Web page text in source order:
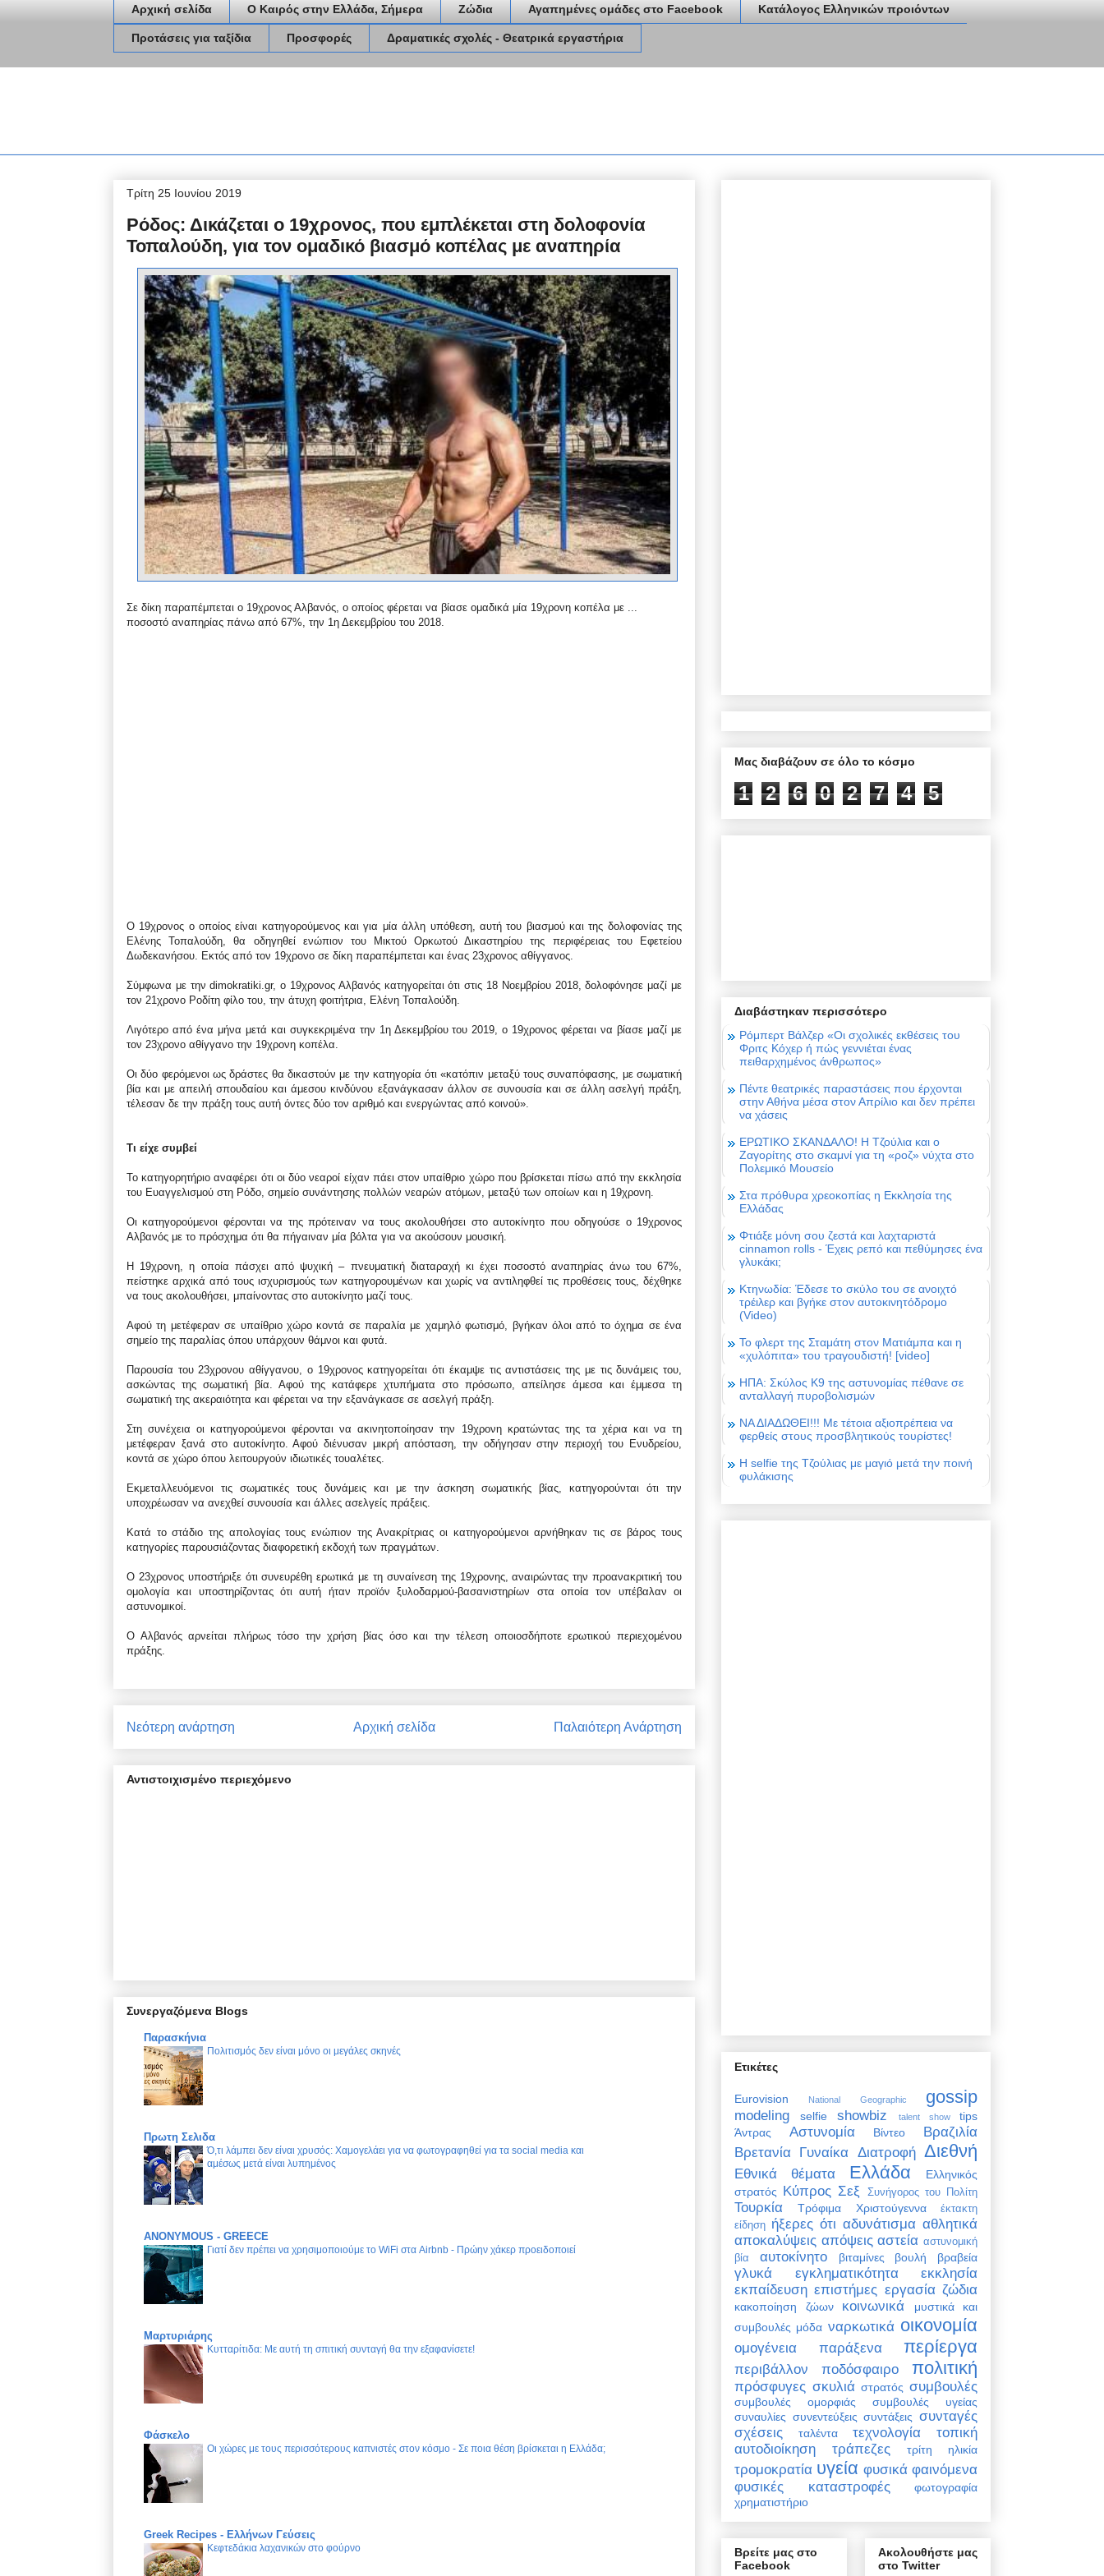
Αρχική σελίδα Ο Καιρός στην Ελλάδα, Σήμερα Ζώδια Αγαπημένες ομάδες στο Facebook Κατάλογος Ελληνικών προιόντων
Προτάσεις για ταξίδια Προσφορές Δραματικές σχολές - Θεατρικά εργαστήρια
Τρίτη 25 Ιουνίου 2019
Ρόδος: Δικάζεται ο 19χρονος, που εμπλέκεται στη δολοφονία
Τοπαλούδη, για τον ομαδικό βιασμό κοπέλας με αναπηρία
Σε δίκη παραπέμπεται ο 19χρονος Αλβανός, ο οποίος φέρεται να βίασε ομαδικά μία 19χρονη κοπέλα με ...
ποσοστό αναπηρίας πάνω από 67%, την 1η Δεκεμβρίου του 2018.
Ο 19χρονος ο οποίος είναι κατηγορούμενος και για μία άλλη υπόθεση, αυτή του βιασμού και της δολοφονίας της
Ελένης Τοπαλούδη, θα οδηγηθεί ενώπιον του Μικτού Ορκωτού Δικαστηρίου της περιφέρειας του Εφετείου
Δωδεκανήσου. Εκτός από τον 19χρονο σε δίκη παραπέμπεται και ένας 23χρονος αθίγγανος.
Σύμφωνα με την dimokratiki.gr, ο 19χρονος Αλβανός κατηγορείται ότι στις 18 Νοεμβρίου 2018, δολοφόνησε μαζί με
τον 21χρονο Ροδίτη φίλο του, την άτυχη φοιτήτρια, Ελένη Τοπαλούδη.
Λιγότερο από ένα μήνα μετά και συγκεκριμένα την 1η Δεκεμβρίου του 2019, ο 19χρονος φέρεται να βίασε μαζί με
τον 23χρονο αθίγγανο την 19χρονη κοπέλα.
Οι δύο φερόμενοι ως δράστες θα δικαστούν με την κατηγορία ότι «κατόπιν μεταξύ τους συναπόφασης, με σωματική
βία και με απειλή σπουδαίου και άμεσου κινδύνου εξανάγκασαν άλλον σε συνουσία και σε άλλη ασελγή πράξη,
τέλεσαν δε την πράξη τους αυτή όντες δύο τον αριθμό και ενεργώντας από κοινού».
Τι είχε συμβεί
Το κατηγορητήριο αναφέρει ότι οι δύο νεαροί είχαν πάει στον υπαίθριο χώρο που βρίσκεται πίσω από την εκκλησία
του Ευαγγελισμού στη Ρόδο, σημείο συνάντησης πολλών νεαρών ατόμων, μεταξύ των οποίων και η 19χρονη.
Οι κατηγορούμενοι φέρονται να της πρότειναν να τους ακολουθήσει στο αυτοκίνητο που οδηγούσε ο 19χρονος
Αλβανός με το πρόσχημα ότι θα πήγαιναν μία βόλτα για να ακούσουν μουσική.
Η 19χρονη, η οποία πάσχει από ψυχική – πνευματική διαταραχή κι έχει ποσοστό αναπηρίας άνω του 67%,
πείστηκε αρχικά από τους ισχυρισμούς των κατηγορουμένων και χωρίς να αντιληφθεί τις προθέσεις τους, δέχθηκε
να τους ακολουθήσει, μπαίνοντας στο αυτοκίνητο μαζί τους.
Αφού τη μετέφεραν σε υπαίθριο χώρο κοντά σε παραλία με χαμηλό φωτισμό, βγήκαν όλοι από το όχημα σε ένα
σημείο της παραλίας όπου υπάρχουν θάμνοι και φυτά.
Παρουσία του 23χρονου αθίγγανου, ο 19χρονος κατηγορείται ότι έκαμψε τις αντιστάσεις της με τις δυνάμεις του,
ασκώντας της σωματική βία. Αφού της κατάφερε χτυπήματα στο πρόσωπο, απείλησε άμεσα και έμμεσα τη
σωματική της ακεραιότητα και φέρεται να την εξανάγκασε σε ασελγή πράξη.
Στη συνέχεια οι κατηγορούμενοι φέρονται να ακινητοποίησαν την 19χρονη κρατώντας της τα χέρια και να τη
μετέφεραν ξανά στο αυτοκίνητο. Αφού διένυσαν μικρή απόσταση, την οδήγησαν στην περιοχή του Ενυδρείου,
κοντά σε χώρο όπου λειτουργούν ιδιωτικές τουαλέτες.
Εκμεταλλευόμενοι τις σωματικές τους δυνάμεις και με την άσκηση σωματικής βίας, κατηγορούνται ότι την
υποχρέωσαν να ανεχθεί συνουσία και άλλες ασελγείς πράξεις.
Κατά το στάδιο της απολογίας τους ενώπιον της Ανακρίτριας οι κατηγορούμενοι αρνήθηκαν τις σε βάρος τους
κατηγορίες παρουσιάζοντας διαφορετική εκδοχή των πραγμάτων.
Ο 23χρονος υποστήριξε ότι συνευρέθη ερωτικά με τη συναίνεση της 19χρονης, αναιρώντας την προανακριτική του
ομολογία και υποστηρίζοντας ότι αυτή ήταν προϊόν ξυλοδαρμού-βασανιστηρίων στα οποία τον υπέβαλαν οι
αστυνομικοί.
Ο Αλβανός αρνείται πλήρως τόσο την χρήση βίας όσο και την τέλεση οποιοσδήποτε ερωτικού περιεχομένου
πράξης.
Νεότερη ανάρτηση Παλαιότερη Ανάρτηση
Αρχική σελίδα
Αντιστοιχισμένο περιεχόμενο
Συνεργαζόμενα Blogs
Παρασκήνια
Πολιτισμός δεν είναι μόνο οι μεγάλες σκηνές
Πρωτη Σελιδα
Ό,τι λάμπει δεν είναι χρυσός: Χαμογελάει για να φωτογραφηθεί για τα social media και
αμέσως μετά είναι λυπημένος
ANONYMOUS - GREECE
Γιατί δεν πρέπει να χρησιμοποιούμε το WiFi στα Airbnb - Πρώην χάκερ προειδοποιεί
Μαρτυριάρης
Κυτταρίτιδα: Με αυτή τη σπιτική συνταγή θα την εξαφανίσετε!
Φάσκελο
Οι χώρες με τους περισσότερους καπνιστές στον κόσμο - Σε ποια θέση βρίσκεται η Ελλάδα;
Greek Recipes - Ελλήνων Γεύσεις
Κεφτεδάκια λαχανικών στο φούρνο
Μας διαβάζουν σε όλο το κόσμο
1 2 6 0 2 7 4 5
Διαβάστηκαν περισσότερο
Ρόμπερτ Βάλζερ «Οι σχολικές εκθέσεις του
Φριτς Κόχερ ή πώς γεννιέται ένας
πειθαρχημένος άνθρωπος»
Πέντε θεατρικές παραστάσεις που έρχονται
στην Αθήνα μέσα στον Απρίλιο και δεν πρέπει
να χάσεις
ΕΡΩΤΙΚΟ ΣΚΑΝΔΑΛΟ! Η Τζούλια και ο
Ζαγορίτης στο σκαμνί για τη «ροζ» νύχτα στο
Πολεμικό Μουσείο
Στα πρόθυρα χρεοκοπίας η Εκκλησία της
Ελλάδας
Φτιάξε μόνη σου ζεστά και λαχταριστά
cinnamon rolls - Έχεις ρεπό και πεθύμησες ένα
γλυκάκι;
Κτηνωδία: Έδεσε το σκύλο του σε ανοιχτό
τρέιλερ και βγήκε στον αυτοκινητόδρομο
(Video)
Το φλερτ της Σταμάτη στον Ματιάμπα και η
«χυλόπιτα» του τραγουδιστή! [video]
ΗΠΑ: Σκύλος Κ9 της αστυνομίας πέθανε σε
ανταλλαγή πυροβολισμών
ΝΑ ΔΙΑΔΩΘΕΙ!!! Με τέτοια αξιοπρέπεια να
φερθείς στους προσβλητικούς τουρίστες!
Η selfie της Τζούλιας με μαγιό μετά την ποινή
φυλάκισης
Ετικέτες
Eurovision National Geographic gossip
modeling selfie showbiz talent show
tips
Άντρας
Αστυνομία Βίντεο
Βραζιλία
Βρετανία Γυναίκα Διατροφή Διεθνή
Εθνικά θέματα Ελλάδα
Ελληνικός
στρατός Κύπρος Σεξ Συνήγορος του Πολίτη
Τουρκία Τρόφιμα Χριστούγεννα
έκτακτη
είδηση ήξερες ότι αδυνάτισμα αθλητικά
αποκαλύψεις απόψεις αστεία αστυνομική
βία
αυτοκίνητο βιταμίνες βουλή βραβεία
γλυκά εγκληματικότητα
εκκλησία
εκπαίδευση επιστήμες εργασία ζώδια
κακοποίηση ζώων κοινωνικά
μυστικά και
συμβουλές μόδα ναρκωτικά οικονομία
ομογένεια παράξενα περίεργα
περιβάλλον ποδόσφαιρο πολιτική
πρόσφυγες σκυλιά στρατός συμβουλές
συμβουλές ομορφιάς
συμβουλές υγείας
συναυλίες συνεντεύξεις συντάξεις συνταγές
σχέσεις
ταλέντα τεχνολογία
τοπική
αυτοδιοίκηση
τράπεζες τρίτη ηλικία
τρομοκρατία υγεία φυσικά φαινόμενα
φυσικές καταστροφές
φωτογραφία
χρηματιστήριο
Βρείτε μας στο
Facebook
Ακολουθήστε μας
στο Twitter